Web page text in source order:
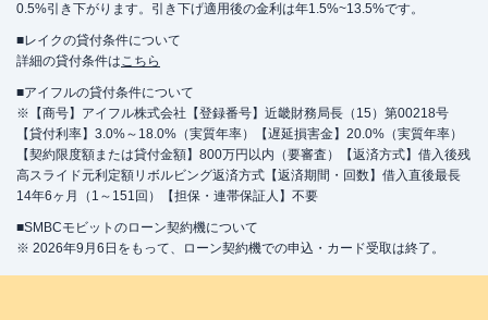
0.5%引き下がります。引き下げ適用後の金利は年1.5%~13.5%です。
■レイクの貸付条件について
詳細の貸付条件はこちら
■アイフルの貸付条件について
※【商号】アイフル株式会社【登録番号】近畿財務局長（15）第00218号
【貸付利率】3.0%～18.0%（実質年率）【遅延損害金】20.0%（実質年率）
【契約限度額または貸付金額】800万円以内（要審査）【返済方式】借入後残
高スライド元利定額リボルビング返済方式【返済期間・回数】借入直後最長
14年6ヶ月（1～151回）【担保・連帯保証人】不要
■SMBCモビットのローン契約機について
※ 2026年9月6日をもって、ローン契約機での申込・カード受取は終了。